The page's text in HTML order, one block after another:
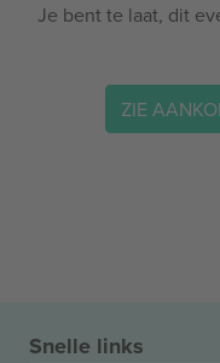
Je bent te laat, dit
ZIE
Snelle links